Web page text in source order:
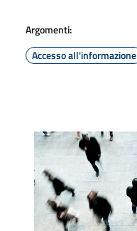
Argomenti:
Accesso all'informazione